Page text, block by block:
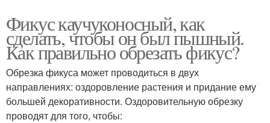
Фикус каучуконосный, как
сделать, чтобы он был пышный.
Как правильно обрезать фикус?
Обрезка фикуса может проводиться в двух
направлениях: оздоровление растения и придание ему
большей декоративности. Оздоровительную обрезку
проводят для того, чтобы: